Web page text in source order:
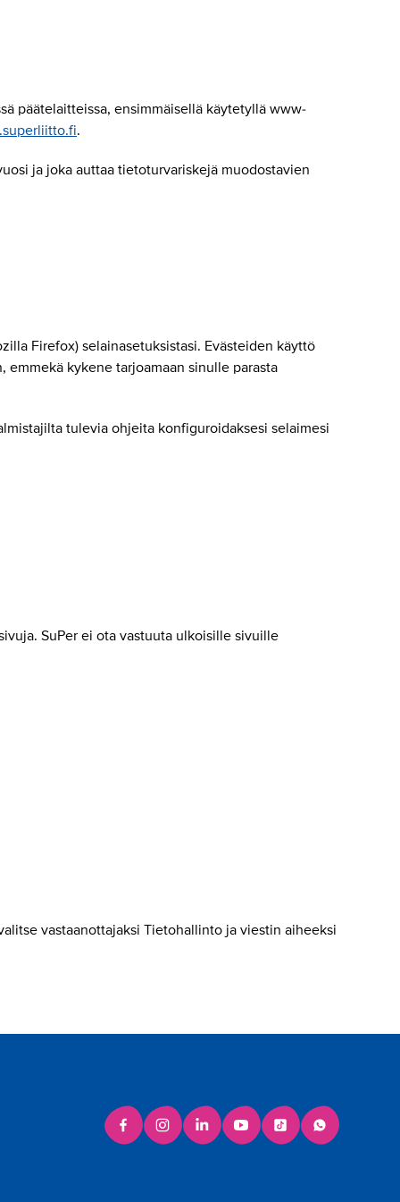
päätelaitteissa, ensimmäisellä käytetyllä www-
.
ja joka auttaa tietoturvariskejä muodostavien
Firefox) selainasetuksistasi. Evästeiden käyttö
kykene tarjoamaan sinulle parasta
tulevia ohjeita konfiguroidaksesi selaimesi
SuPer ei ota vastuuta ulkoisille sivuille
vastaanottajaksi Tietohallinto ja viestin aiheeksi